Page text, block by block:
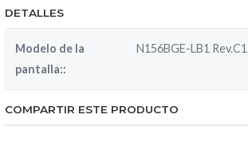
DETALLES
Modelo de la
pantalla::
N156BGE-LB1 Rev.C1
COMPARTIR ESTE PRODUCTO